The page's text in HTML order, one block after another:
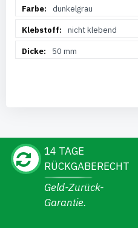
dunkelgrau
nicht klebend
50 mm
14 TAGE
RÜCKGABERECHT
Geld-Zurück-
Garantie.